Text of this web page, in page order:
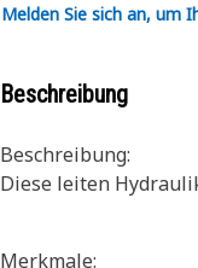
Melden Sie sich an, um
Beschreibung
Beschreibung:
Diese leiten
Merkmale: